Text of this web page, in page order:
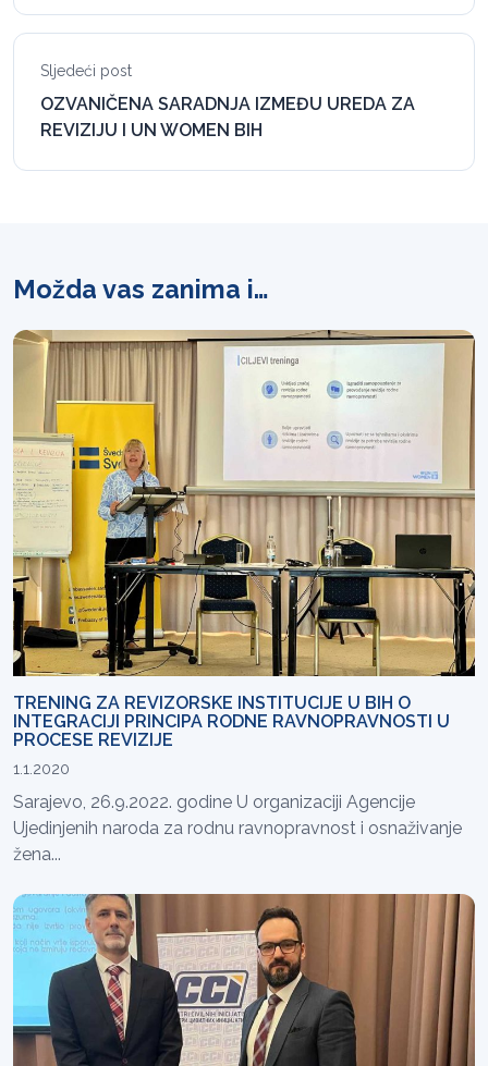
Sljedeći post
OZVANIČENA SARADNJA IZMEĐU UREDA ZA
REVIZIJU I UN WOMEN BIH
Možda vas zanima i…
TRENING ZA REVIZORSKE INSTITUCIJE U BIH O
INTEGRACIJI PRINCIPA RODNE RAVNOPRAVNOSTI U
PROCESE REVIZIJE
1.1.2020
Sarajevo, 26.9.2022. godine U organizaciji Agencije
Ujedinjenih naroda za rodnu ravnopravnost i osnaživanje
žena...